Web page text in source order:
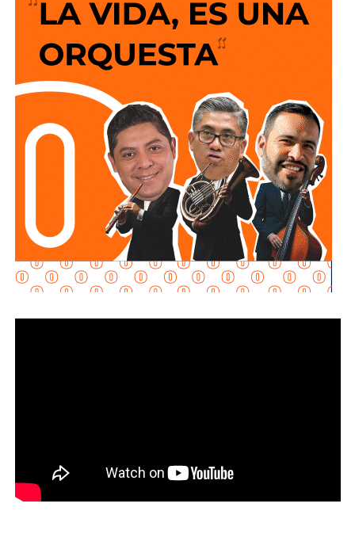
que acompañó cada canción y llenó de energía el
espectáculo.
La cantante regiomontana sorprendió con diferentes
cambios de vestuario, entre ellos un largo vestido rojo con
plumas para interpretar “Esa hembra es mala”.Más
adelante, continuó el recorrido por su trayectoria con
éxitos como
“El recuento de los daños”, “Cinco
minutos”, “Me río de ti” y “Vestida de azúcar”,en una
presentación marcada por la nostalgia, el baile y los coros
de sus seguidores, en una jornada que reflejó la gran
expectativa que existe por esta edición de la máxima
fiesta de las y los potosinos.
Con una cartelera de primer nivel y una amplia oferta de
continúa consolidándose como uno de los grandes